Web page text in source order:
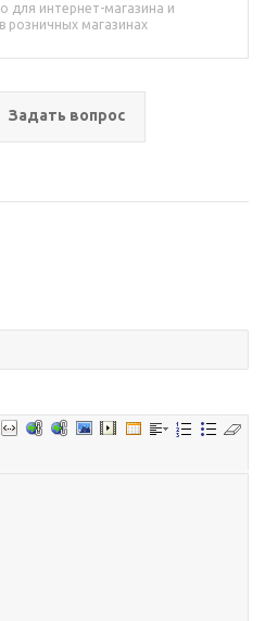
для интернет-магазина и
розничных магазинах
Задать вопрос